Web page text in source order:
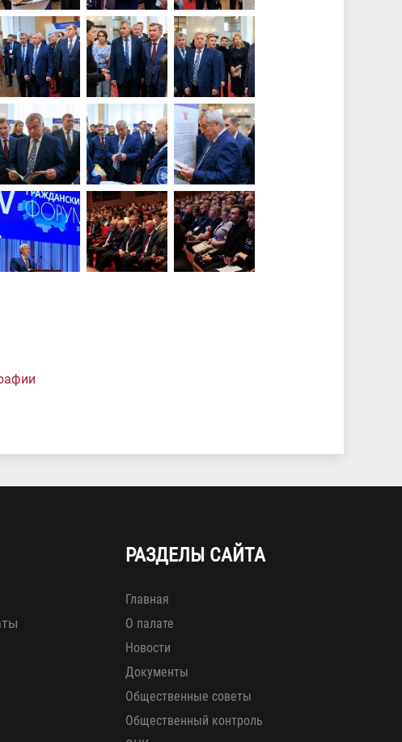
РАЗДЕЛЫ САЙТА
Главная
О палате
Новости
Документы
Общественные советы
Общественный контроль